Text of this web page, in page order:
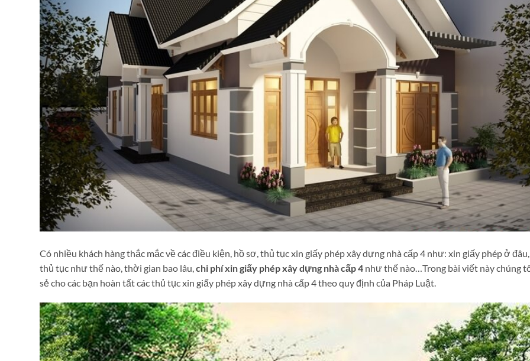
Có nhiều khách hàng thắc mắc về các điều kiện, hồ sơ, thủ tục xin giấy phép xây dựng nhà cấp 4 như: xin giấy phép ở
thủ tục như thế nào, thời gian bao lâu,chi phí xin giấy phép xây dựng nhà cấp 4 như thế nào…Trong bài viết này chúng
sẻ cho các bạn hoàn tất các thủ tục xin giấy phép xây dựng nhà cấp 4 theo quy định của Pháp Luật.